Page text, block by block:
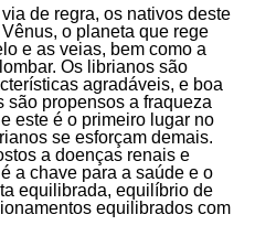
via de regra, os nativos deste
o planeta que rege
e as veias, bem como a
Os librianos são
agradáveis, e boa
são propensos a fraqueza
este é o primeiro lugar no
se esforçam demais.
a doenças renais e
a chave para a saúde e o
equilibrada, equilíbrio de
equilibrados com